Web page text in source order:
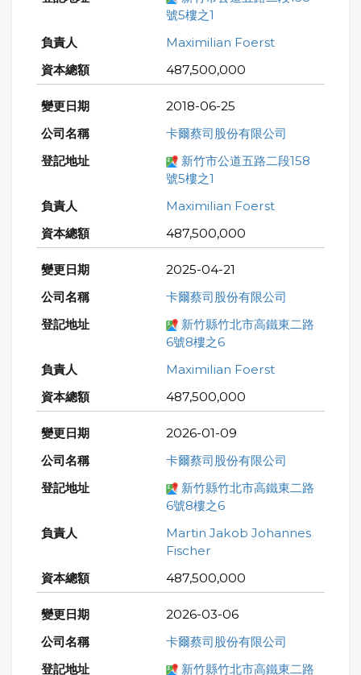
號5樓之1
Maximilian Foerst
487,500,000
2018-06-25
卡爾蔡司股份有限公司
新竹市公道五路二段158
號5樓之1
Maximilian Foerst
487,500,000
2025-04-21
卡爾蔡司股份有限公司
新竹縣竹北市高鐵東二路
6號8樓之6
Maximilian Foerst
487,500,000
2026-01-09
卡爾蔡司股份有限公司
新竹縣竹北市高鐵東二路
6號8樓之6
Martin Jakob Johannes
Fischer
487,500,000
2026-03-06
卡爾蔡司股份有限公司
新竹縣竹北市高鐵東二路